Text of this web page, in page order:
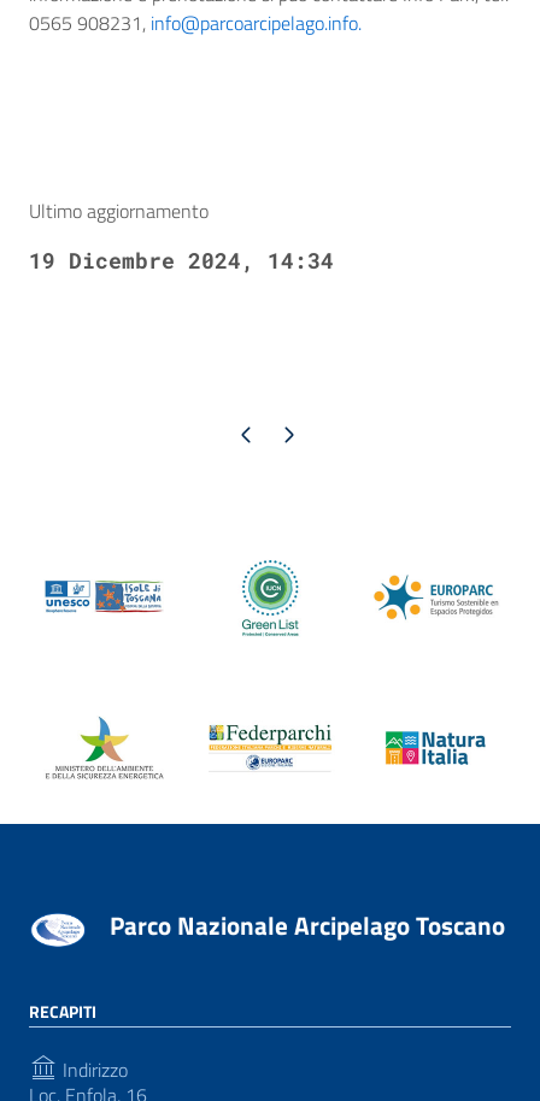
0565 908231, info@parcoarcipelago.info.
Ultimo aggiornamento
19 Dicembre 2024, 14:34
Pagina precedente
Pagina successiva
Parco Nazionale Arcipelago Toscano
RECAPITI
Indirizzo
Loc. Enfola, 16